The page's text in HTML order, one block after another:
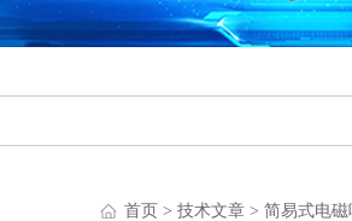
首页 > 技术文章 > 简易式电